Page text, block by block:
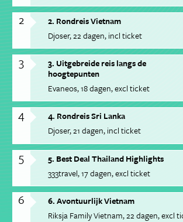
2
2. Rondreis Vietnam
Djoser 22 dagen incl ticket
3
3. Uitgebreide reis langs de
hoogtepunten
Evaneos 18 dagen excl ticket
4
4. Rondreis Sri Lanka
Djoser 21 dagen incl ticket
5
5. Best Deal Thailand Highlights
333travel 17 dagen excl ticket
6
6. Avontuurlijk Vietnam
Riksja Family Vietnam 22 dagen excl